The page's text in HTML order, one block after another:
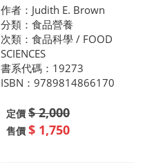
作者：Judith E. Brown
分類：食品營養
次類：食品科學 / FOOD
SCIENCES
書系代碼：19273
ISBN：9789814866170
定價 $ 2,000
售價 $ 1,750